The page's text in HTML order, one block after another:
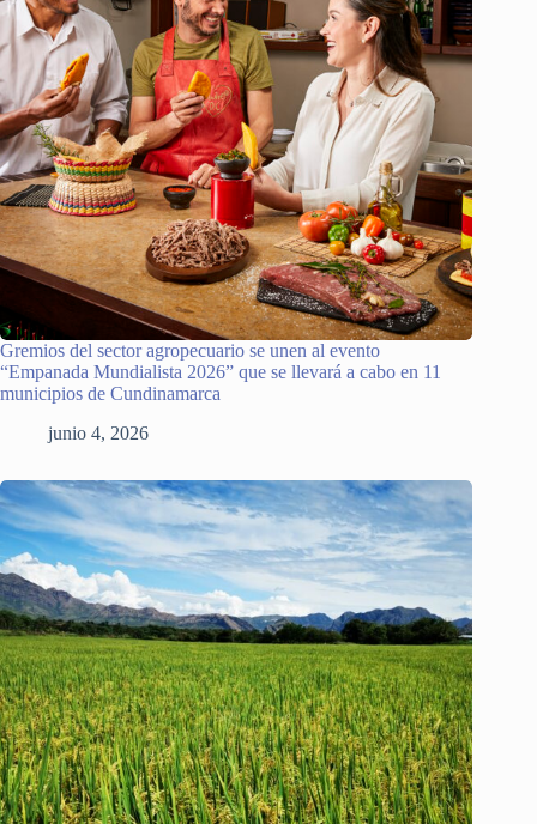
Gremios del sector agropecuario se unen al evento
“Empanada Mundialista 2026” que se llevará a cabo en 11
municipios de Cundinamarca
junio 4, 2026